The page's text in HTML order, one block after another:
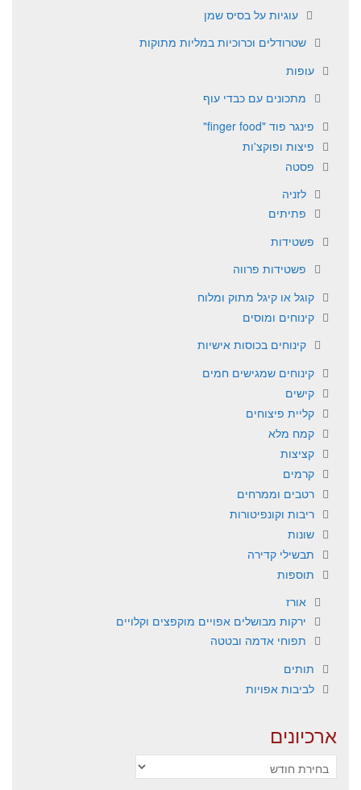
עוגיות על בסיס שמן
שטרודלים וכרוכיות במליות מתוקות
עופות
מתכונים עם כבדי עוף
פינגר פוד "finger food"
פיצות ופוקצ'ות
פסטה
לזניה
פתיתים
פשטידות
פשטידות פרווה
קוגל או קיגל מתוק ומלוח
קינוחים ומוסים
קינוחים בכוסות אישיות
קינוחים שמגישים חמים
קישים
קליית פיצוחים
קמח מלא
קציצות
קרמים
רטבים וממרחים
ריבות וקונפיטורות
שונות
תבשילי קדירה
תוספות
אורז
ירקות מבושלים אפויים מוקפצים וקלויים
תפוחי אדמה ובטטה
תותים
לביבות אפויות
ארכיונים